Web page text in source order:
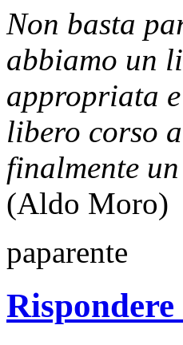
Non basta
abbiamo un
appropriata
libero corso
finalmente
(Aldo Moro)
paparente